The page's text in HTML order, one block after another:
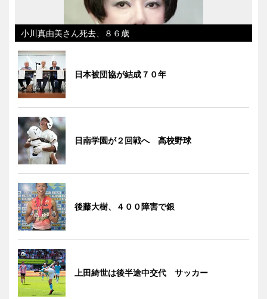
小川真由美さん死去、８６歳
日本被団協が結成７０年
日南学園が２回戦へ 高校野球
後藤大樹、４００障害で銀
上田綺世は後半途中交代 サッカー